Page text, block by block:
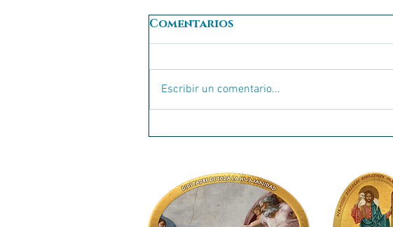
Comentarios
Escribir un comentario...
© 2017 HDDH. Plantilla de Wix.com